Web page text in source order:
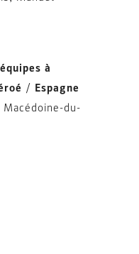
à
/ Espagne
du-